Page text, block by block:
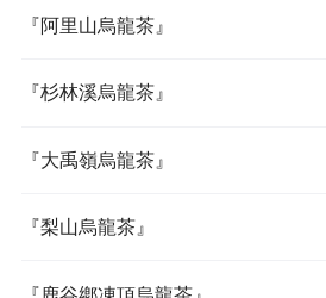
『阿里山烏龍茶』
『杉林溪烏龍茶』
『大禹嶺烏龍茶』
『梨山烏龍茶』
『鹿谷鄕凍頂烏龍茶』